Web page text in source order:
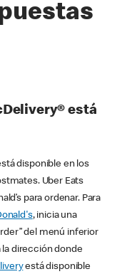
está
disponible en los
Uber Eats
para ordenar. Para
, inicia una
del menú inferior
la dirección donde
está disponible